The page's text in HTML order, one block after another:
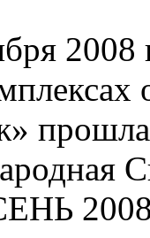
2008